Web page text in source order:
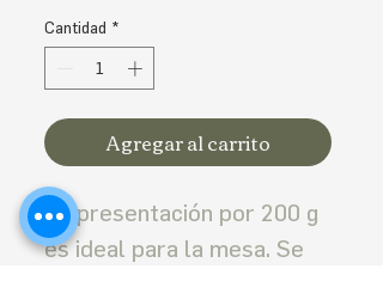
Cantidad *
Agregar al carrito
Su presentación por 200 g
es ideal para la mesa. Se